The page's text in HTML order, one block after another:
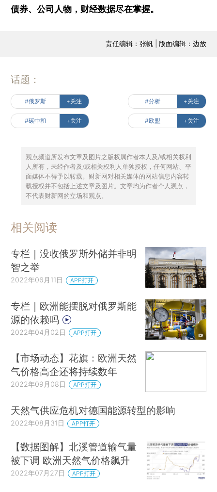
债券、公司人物，财经数据尽在掌握。
责任编辑：张帆 | 版面编辑：边放
话题：
#俄罗斯 +关注 #分析 +关注
#碳中和 +关注 #欧盟 +关注
观点频道所发布文章及图片之版权属作者本人及/或相关权利
人所有，未经作者及/或相关权利人单独授权，任何网站、平
面媒体不得予以转载。财新网对相关媒体的网站信息内容转
载授权并不包括上述文章及图片。文章均为作者个人观点，
不代表财新网的立场和观点。
相关阅读
专栏｜没收俄罗斯外储并非明
智之举
2022年06月11日 APP打开
专栏｜欧洲能摆脱对俄罗斯能
源的依赖吗
2022年04月02日 APP打开
【市场动态】花旗：欧洲天然
气价格高企还将持续数年
2022年09月08日 APP打开
天然气供应危机对德国能源转型的影响
2022年08月31日 APP打开
【数据图解】北溪管道输气量
被下调 欧洲天然气价格飙升
2022年07月27日 APP打开